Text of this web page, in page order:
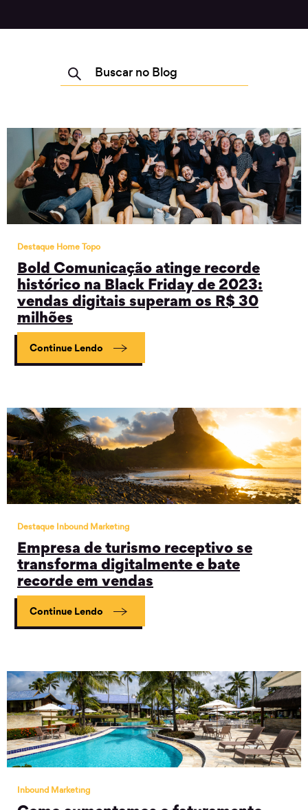
Buscar
Destaque Home Topo
Bold Comunicação atinge recorde
histórico na Black Friday de 2023:
vendas digitais superam os R$ 30
milhões
Continue Lendo
Destaque Inbound Marketing
Empresa de turismo receptivo se
transforma digitalmente e bate
recorde em vendas
Continue Lendo
Inbound Marketing